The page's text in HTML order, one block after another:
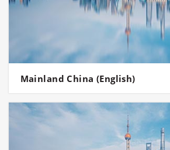
Mainland China (English)